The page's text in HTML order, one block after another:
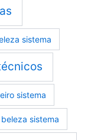
sistema
sistema
sistema